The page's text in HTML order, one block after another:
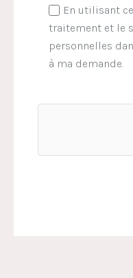
En utilisant
traitement et le
personnelles
à ma demande.